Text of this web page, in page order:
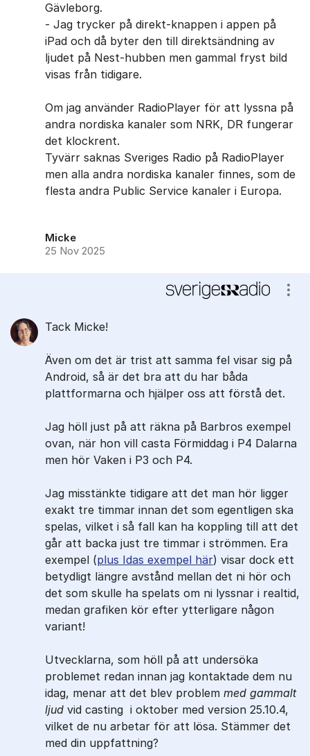
Gävleborg.
- Jag trycker på direkt-knappen i appen på
iPad och då byter den till direktsändning av
ljudet på Nest-hubben men gammal fryst bild
visas från tidigare.
Om jag använder RadioPlayer för att lyssna på
andra nordiska kanaler som NRK, DR fungerar
det klockrent.
Tyvärr saknas Sveriges Radio på RadioPlayer
men alla andra nordiska kanaler finnes, som de
flesta andra Public Service kanaler i Europa.
Micke
25 Nov 2025
Tack Micke!
Även om det är trist att samma fel visar sig på
Android, så är det bra att du har båda
plattformarna och hjälper oss att förstå det.
Jag höll just på att räkna på Barbros exempel
ovan, när hon vill casta Förmiddag i P4 Dalarna
men hör Vaken i P3 och P4.
Jag misstänkte tidigare att det man hör ligger
exakt tre timmar innan det som egentligen ska
spelas, vilket i så fall kan ha koppling till att det
går att backa just tre timmar i strömmen. Era
exempel (plus Idas exempel här) visar dock ett
betydligt längre avstånd mellan det ni hör och
det som skulle ha spelats om ni lyssnar i realtid,
medan grafiken kör efter ytterligare någon
variant!
Utvecklarna, som höll på att undersöka
problemet redan innan jag kontaktade dem nu
idag, menar att det blev problem med gammalt
ljud vid casting i oktober med version 25.10.4,
vilket de nu arbetar för att lösa. Stämmer det
med din uppfattning?